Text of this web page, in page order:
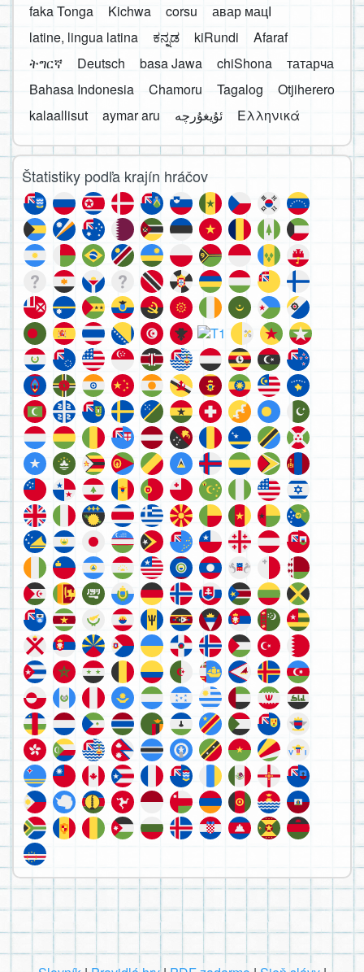
faka Tonga
Kichwa corsu
авар мацӀ
latine, lingua latina
ಕನ್ನಡ kiRundi
Afaraf
ትግርኛ
Deutsch basa Jawa chiShona
татарча
Bahasa Indonesia
Chamoru Tagalog
Otjiherero
kalaallisut
aymar aru Ελληνικά
Štatistiky podľa krajín hráčov